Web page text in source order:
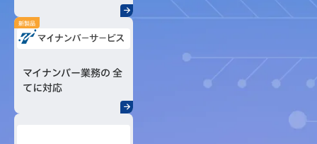
新製品
マイナンバー業務の 全
てに対応